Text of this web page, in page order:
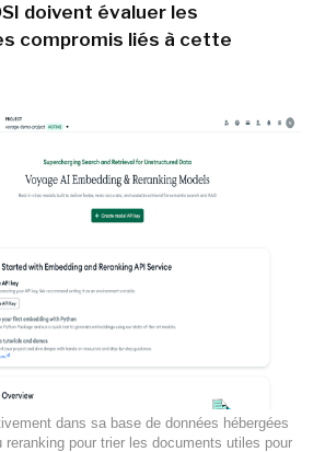
doivent évaluer les
compromis liés à cette
dans sa base de données hébergées
pour trier les documents utiles pour